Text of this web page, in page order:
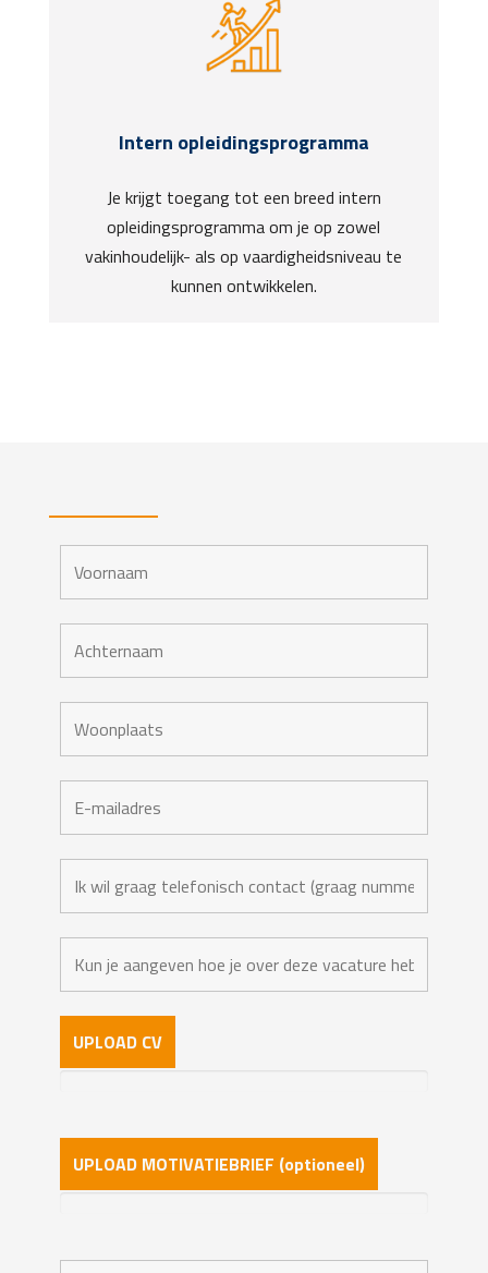
Intern opleidingsprogramma
Je krijgt toegang tot een breed intern
opleidingsprogramma om je op zowel
vakinhoudelijk- als op vaardigheidsniveau te
kunnen ontwikkelen.
UPLOAD CV
UPLOAD MOTIVATIEBRIEF (optioneel)